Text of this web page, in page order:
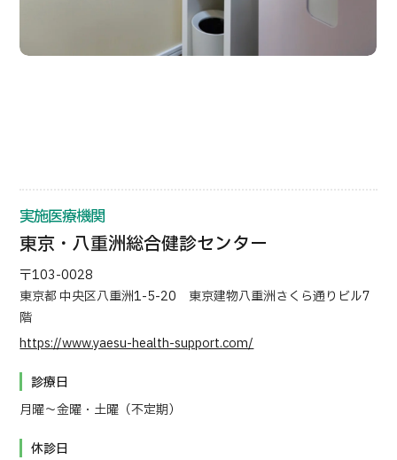
中文
実施医療機関
東京・八重洲総合健診センター
〒103-0028
東京都 中央区八重洲1-5-20 東京建物八重洲さくら通りビル7
階
https://www.yaesu-health-support.com/
診療日
月曜～金曜・土曜（不定期）
休診日